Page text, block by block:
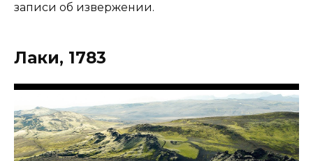
записи об извержении.
Лаки, 1783